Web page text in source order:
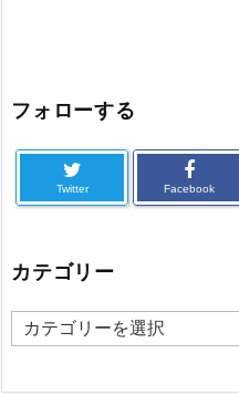
フォローする
Twitter Facebook
カテゴリー
カ